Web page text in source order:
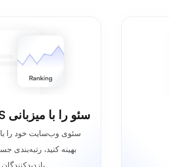
سئو را با میزبانی VPS فنلاند بهبود بخشید
بهینه کنید، رتبه‌بندی